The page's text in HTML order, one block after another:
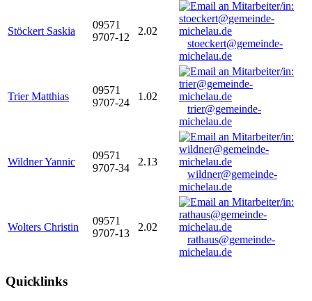
Stöckert Saskia
09571
9707-12
2.02
stoeckert@gemeinde-
michelau.de
Trier Matthias
09571
9707-24
1.02
trier@gemeinde-
michelau.de
Wildner Yannic
09571
9707-34
2.13
wildner@gemeinde-
michelau.de
Wolters Christin
09571
9707-13
2.02
rathaus@gemeinde-
michelau.de
Quicklinks